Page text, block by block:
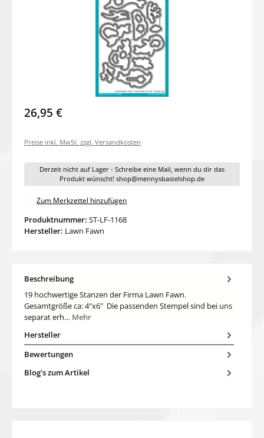
26,95 €
Preise inkl. MwSt. zzgl. Versandkosten
Derzeit nicht auf Lager - Schreibe eine Mail, wenn du dir das
Produkt wünscht! shop@mennysbastelshop.de
Zum Merkzettel hinzufügen
Produktnummer: ST-LF-1168
Hersteller: Lawn Fawn
Beschreibung
19 hochwertige Stanzen der Firma Lawn Fawn.
Gesamtgröße ca: 4"x6" Die passenden Stempel sind bei uns
separat erh… Mehr
Hersteller
Bewertungen
Blog's zum Artikel